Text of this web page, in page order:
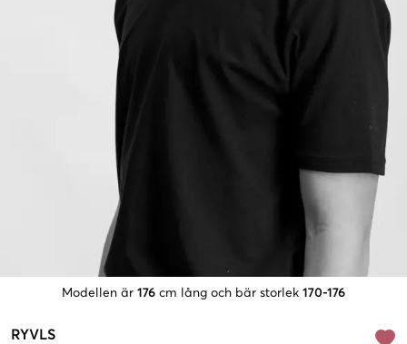
Modellen är 176 cm lång och bär storlek 170-176
RYVLS